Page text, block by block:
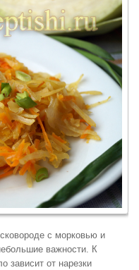
с морковью и
важности. К
зависит от нарезки